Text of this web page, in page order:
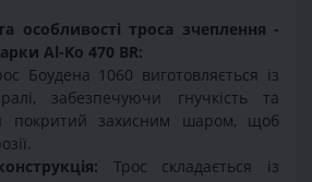
особливості троса зчеплення -
Al-Ko 470 BR:
Боудена 1060 виготовляється із
забезпечуючи гнучкість та
покритий захисним шаром, щоб
Трос складається із